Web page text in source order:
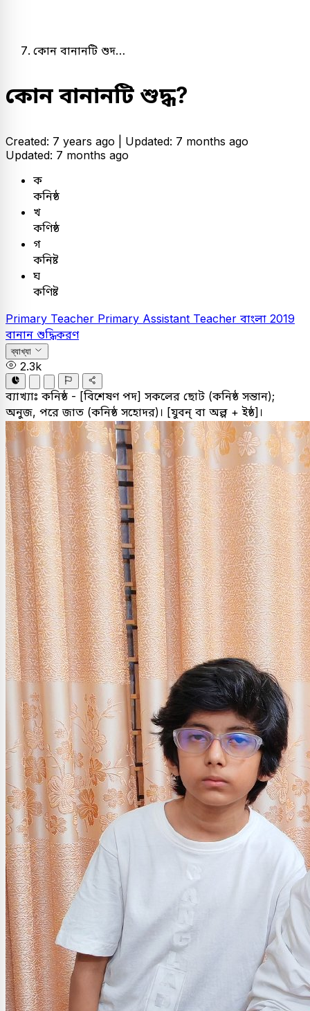
কোন বানানটি শুদ…
কোন বানানটি শুদ্ধ?
Created: 7 years ago | Updated: 7 months ago
Updated: 7 months ago
ক
কনিষ্ঠ
খ
কণিষ্ঠ
গ
কনিষ্ট
ঘ
কণিষ্ট
Primary Teacher Primary Assistant Teacher বাংলা 2019
বানান শুদ্ধিকরণ
ব্যাখ্যা
2.3k
ব্যাখ্যাঃ কনিষ্ঠ - [বিশেষণ পদ] সকলের ছোট (কনিষ্ঠ সন্তান);
অনুজ, পরে জাত (কনিষ্ঠ সহোদর)। [যুবন্‌ বা অল্প + ইষ্ঠ]।